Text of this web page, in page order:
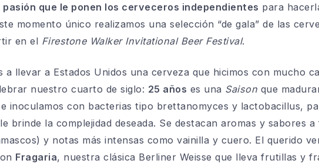
pasión que le ponen los cerveceros independientes para
momento único realizamos una selección “de gala” de las
en el Firestone Walker Invitational Beer Festival.
a llevar a Estados Unidos una cerveza que hicimos con mucho
nuestro cuarto de siglo: 25 años es una Saison que
inoculamos con bacterias tipo brettanomyces y lactobacillus,
brinde la complejidad deseada. Se destacan aromas y sabores a
y notas más intensas como vainilla y cuero. El querido
Fragaria, nuestra clásica Berliner Weisse que lleva frutillas y